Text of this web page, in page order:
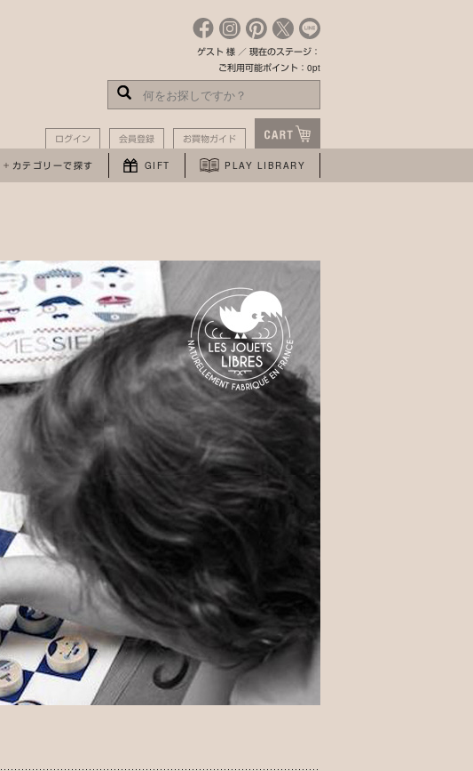
ゲスト 様 ／ 現在のステージ：
ご利用可能ポイント：0pt
ログイン 会員登録 お買物ガイド
カテゴリーで探す GIFT PLAY LIBRARY